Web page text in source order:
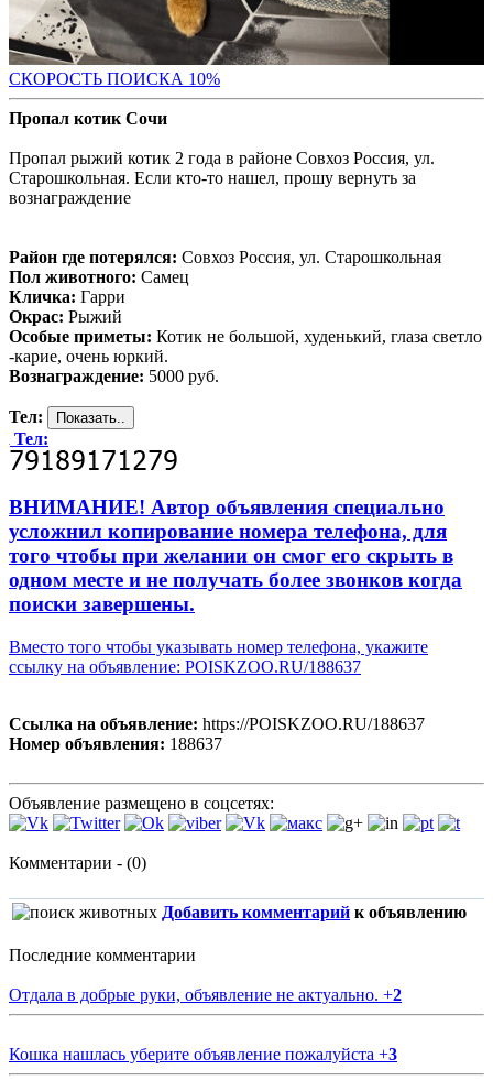
СКОРОСТЬ ПОИСКА 10%
Пропал котик Сочи
Пропал рыжий котик 2 года в районе Совхоз Россия, ул.
Старошкольная. Если кто-то нашел, прошу вернуть за
вознаграждение
Район где потерялся: Совхоз Россия, ул. Старошкольная
Пол животного: Самец
Кличка: Гарри
Окрас: Рыжий
Особые приметы: Котик не большой, худенький, глаза светло
-карие, очень юркий.
Вознаграждение: 5000 руб.
Тел:
Тел:
ВНИМАНИЕ! Автор объявления специально
усложнил копирование номера телефона, для
того чтобы при желании он смог его скрыть в
одном месте и не получать более звонков когда
поиски завершены.
Вместо того чтобы указывать номер телефона, укажите
ссылку на объявление: POISKZOO.RU/188637
Ссылка на объявление: https://POISKZOO.RU/188637
Номер объявления: 188637
Объявление размещено в соцсетях:
Комментарии - (0)
Добавить комментарий к объявлению
Последние комментарии
Отдала в добрые руки, объявление не актуально. +2
Кошка нашлась уберите объявление пожалуйста +3